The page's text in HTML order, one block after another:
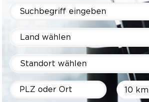
Land wählen
Standort wählen
10 km